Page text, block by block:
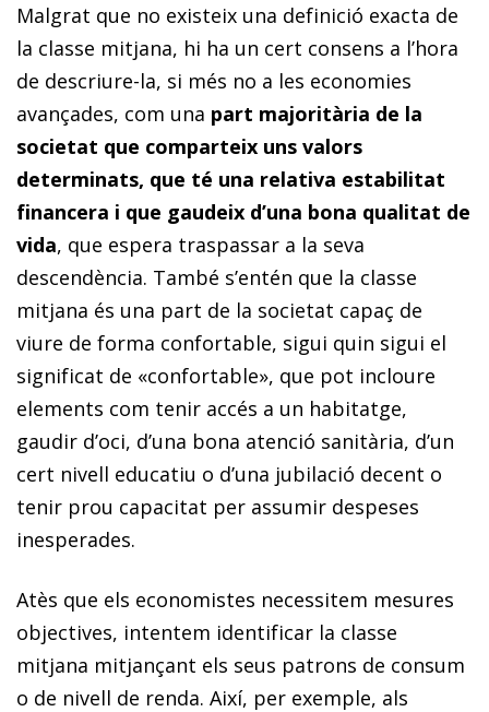
Malgrat que no existeix una definició exacta de
la classe mitjana, hi ha un cert consens a l’hora
de descriure-la, si més no a les economies
avançades, com una part majoritària de la
societat que comparteix uns valors
determinats, que té una relativa estabilitat
financera i que gaudeix d’una bona qualitat de
vida, que espera traspassar a la seva
descendència. També s’entén que la classe
mitjana és una part de la societat capaç de
viure de forma confortable, sigui quin sigui el
significat de «confortable», que pot incloure
elements com tenir accés a un habitatge,
gaudir d’oci, d’una bona atenció sanitària, d’un
cert nivell educatiu o d’una jubilació decent o
tenir prou capacitat per assumir despeses
inesperades.
Atès que els economistes necessitem mesures
objectives, intentem identificar la classe
mitjana mitjançant els seus patrons de consum
o de nivell de renda. Així, per exemple, als